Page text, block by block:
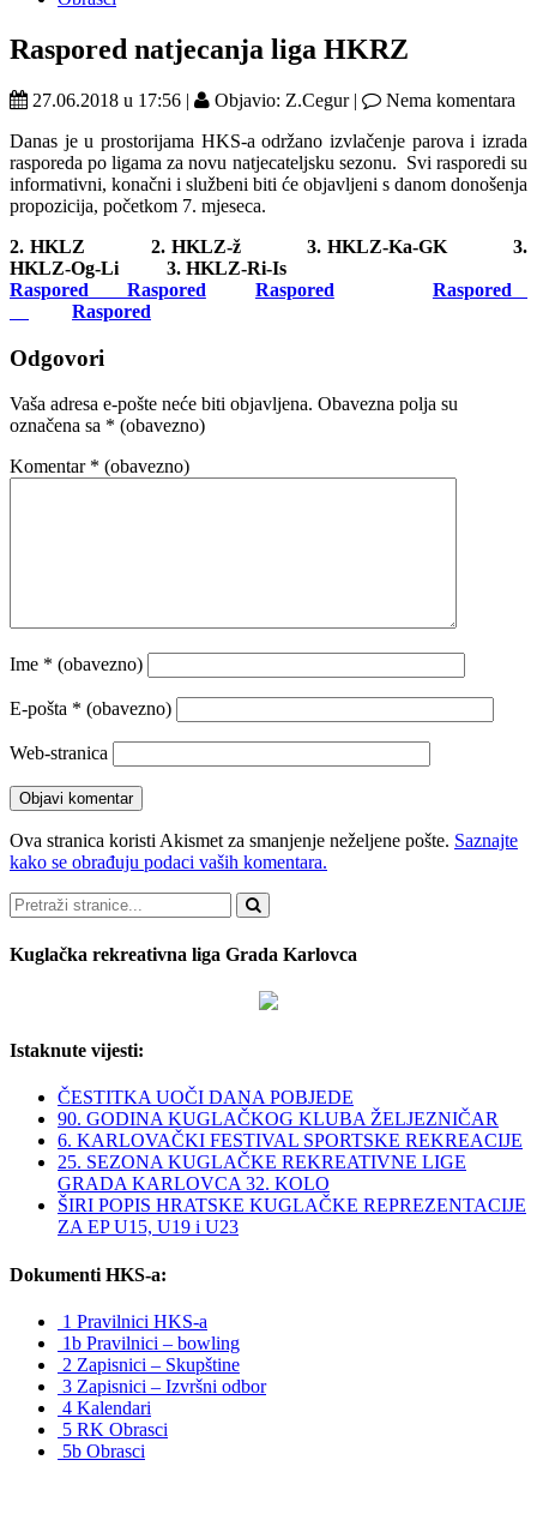
Raspored natjecanja liga HKRZ
27.06.2018 u 17:56 | Objavio: Z.Cegur |
Nema komentara
Danas je u prostorijama HKS-a održano izvlačenje parova i izrada
rasporeda po ligama za novu natjecateljsku sezonu. Svi rasporedi su
informativni, konačni i službeni biti će objavljeni s danom donošenja
propozicija, početkom 7. mjeseca.
2. HKLZ 2. HKLZ-ž 3. HKLZ-Ka-GK 3.
HKLZ-Og-Li 3. HKLZ-Ri-Is
Raspored Raspored Raspored
Raspored
Raspored
Odgovori
Vaša adresa e-pošte neće biti objavljena. Obavezna polja su
označena sa * (obavezno)
Komentar * (obavezno)
Ime * (obavezno)
E-pošta * (obavezno)
Web-stranica
Ova stranica koristi Akismet za smanjenje neželjene pošte. Saznajte
kako se obrađuju podaci vaših komentara.
Pretraži
Kuglačka rekreativna liga Grada Karlovca
Istaknute vijesti:
ČESTITKA UOČI DANA POBJEDE
90. GODINA KUGLAČKOG KLUBA ŽELJEZNIČAR
6. KARLOVAČKI FESTIVAL SPORTSKE REKREACIJE
25. SEZONA KUGLAČKE REKREATIVNE LIGE
GRADA KARLOVCA 32. KOLO
ŠIRI POPIS HRATSKE KUGLAČKE REPREZENTACIJE
ZA EP U15, U19 i U23
Dokumenti HKS-a:
1 Pravilnici HKS-a
1b Pravilnici – bowling
2 Zapisnici – Skupštine
3 Zapisnici – Izvršni odbor
4 Kalendari
5 RK Obrasci
5b Obrasci